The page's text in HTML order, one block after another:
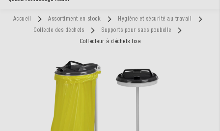
Accueil Assortiment en stock
Hygiène et sécurité au travail
Collecte des déchets
Supports pour sacs poubelle
Collecteur à déchets fixe